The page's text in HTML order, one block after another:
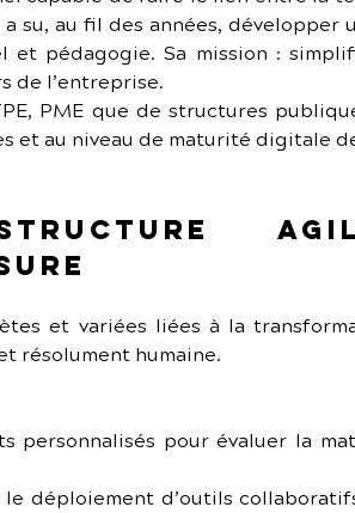
su, au fil des années,
et pédagogie. Sa mission :
de l’entreprise.
PME que de structures
et au niveau de maturité digitale
et variées liées à la
résolument humaine.
personnalisés pour évaluer la
déploiement d’outils